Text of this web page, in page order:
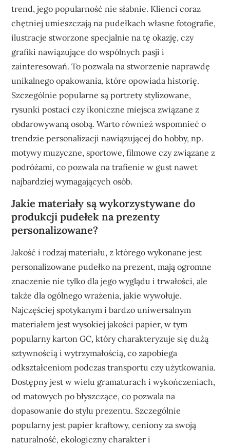
trend, jego popularność nie słabnie. Klienci coraz
chętniej umieszczają na pudełkach własne fotografie,
ilustracje stworzone specjalnie na tę okazję, czy
grafiki nawiązujące do wspólnych pasji i
zainteresowań. To pozwala na stworzenie naprawdę
unikalnego opakowania, które opowiada historię.
Szczególnie popularne są portrety stylizowane,
rysunki postaci czy ikoniczne miejsca związane z
obdarowywaną osobą. Warto również wspomnieć o
trendzie personalizacji nawiązującej do hobby, np.
motywy muzyczne, sportowe, filmowe czy związane z
podróżami, co pozwala na trafienie w gust nawet
najbardziej wymagających osób.
Jakie materiały są wykorzystywane do
produkcji pudełek na prezenty
personalizowane?
Jakość i rodzaj materiału, z którego wykonane jest
personalizowane pudełko na prezent, mają ogromne
znaczenie nie tylko dla jego wyglądu i trwałości, ale
także dla ogólnego wrażenia, jakie wywołuje.
Najczęściej spotykanym i bardzo uniwersalnym
materiałem jest wysokiej jakości papier, w tym
popularny karton GC, który charakteryzuje się dużą
sztywnością i wytrzymałością, co zapobiega
odkształceniom podczas transportu czy użytkowania.
Dostępny jest w wielu gramaturach i wykończeniach,
od matowych po błyszczące, co pozwala na
dopasowanie do stylu prezentu. Szczególnie
popularny jest papier kraftowy, ceniony za swoją
naturalność, ekologiczny charakter i